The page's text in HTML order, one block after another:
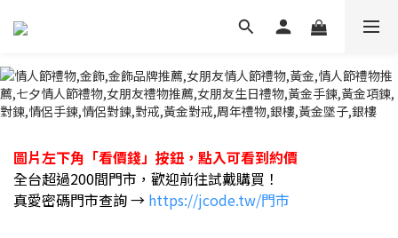
圖片左下角「看價錢」按鈕，點入可看到約價
全台超過200間門市，歡迎前往試戴購買！
真愛密碼門市查詢 → https://jcode.tw/門市